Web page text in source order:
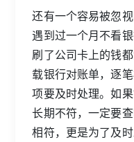
还有一个容易被忽
遇到过一个月不看
刷了公司卡上的钱
载银行对账单，逐
项要及时处理。如
长期不符，一定要
相符，更是为了及